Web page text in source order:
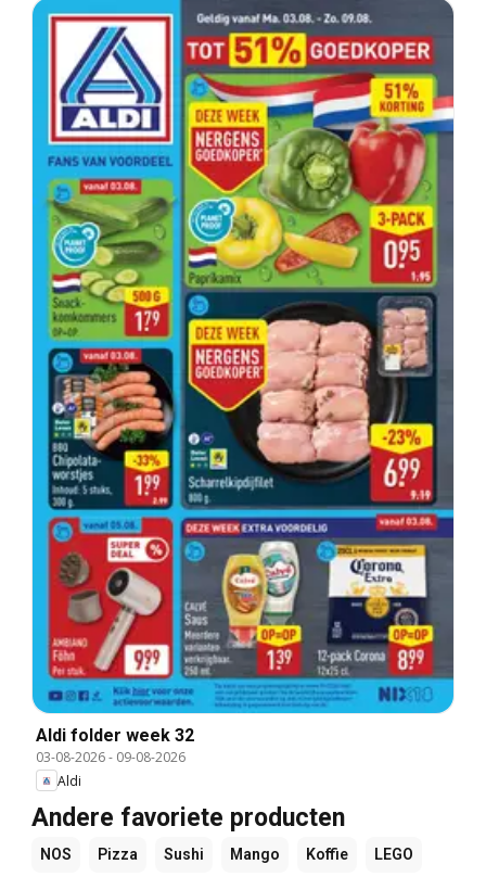
Aldi folder week 32
03-08-2026- 09-08-2026
Aldi
Andere favoriete producten
NOS Pizza Sushi Mango Koffie LEGO